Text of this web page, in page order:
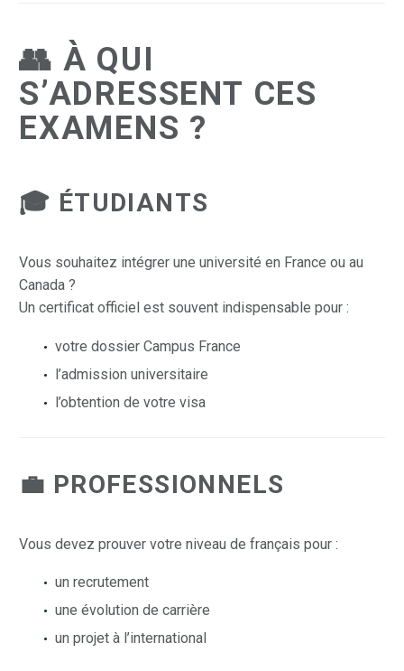
👥 À QUI
S’ADRESSENT CES
EXAMENS ?
🎓 ÉTUDIANTS
Vous souhaitez intégrer une université en France ou au
Canada ?
Un certificat officiel est souvent indispensable pour :
votre dossier Campus France
l’admission universitaire
l’obtention de votre visa
💼 PROFESSIONNELS
Vous devez prouver votre niveau de français pour :
un recrutement
une évolution de carrière
un projet à l’international